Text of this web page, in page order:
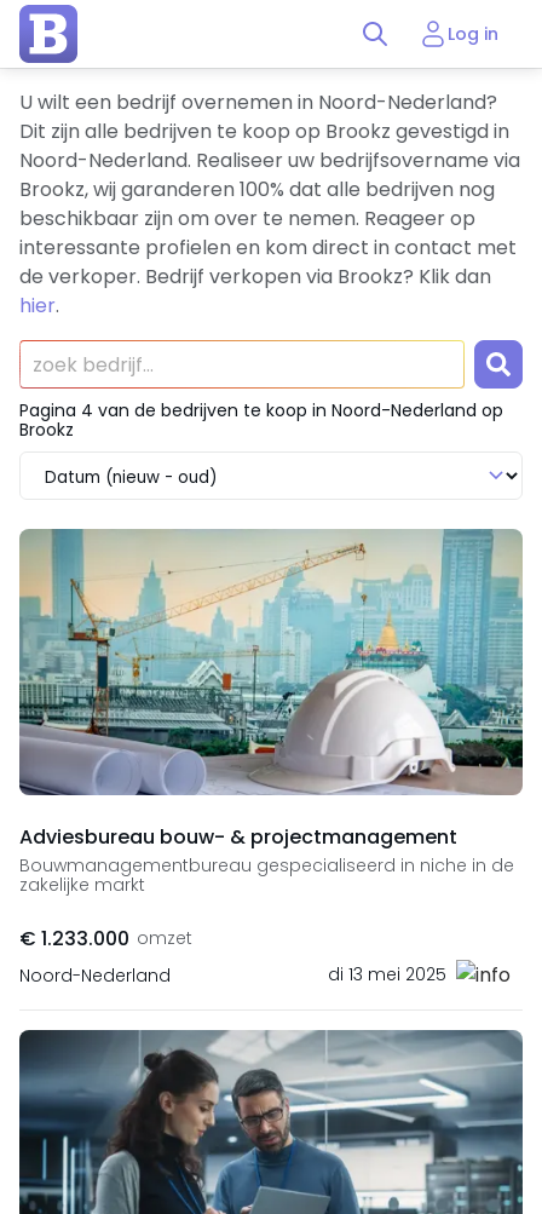
Log in
U wilt een bedrijf overnemen in Noord-Nederland?
Dit zijn alle bedrijven te koop op Brookz gevestigd in
Noord-Nederland. Realiseer uw bedrijfsovername via
Brookz, wij garanderen 100% dat alle bedrijven nog
beschikbaar zijn om over te nemen. Reageer op
interessante profielen en kom direct in contact met
de verkoper. Bedrijf verkopen via Brookz? Klik dan
hier.
Pagina 4 van de bedrijven te koop in Noord-Nederland op
Brookz
Adviesbureau bouw- & projectmanagement
Bouwmanagementbureau gespecialiseerd in niche in de
zakelijke markt
€ 1.233.000 omzet
Noord-Nederland
di 13 mei 2025